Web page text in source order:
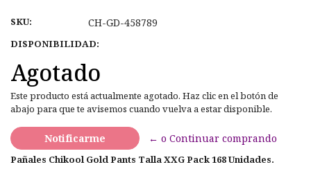
SKU: CH-GD-458789
DISPONIBILIDAD:
Agotado
Este producto está actualmente agotado. Haz clic en el botón de
abajo para que te avisemos cuando vuelva a estar disponible.
Notificarme ← o Continuar comprando
Pañales Chikool Gold Pants Talla XXG Pack 168 Unidades.